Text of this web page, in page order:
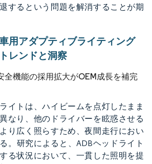
するという問題を解消することが期
用アダプティブライティング
レンドと洞察
全機能の採用拡大がOEM成長を補完
イトは、ハイビームを点灯したまま
なり、他のドライバーを眩惑させる
り広く照らすため、夜間走行におい
。研究によると、ADBヘッドライト
る状況において、一貫した照明を提